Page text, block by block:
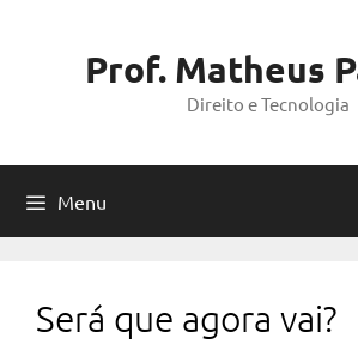
Prof. Matheus
Direito e Tecnologia
Menu
Será que agora vai?